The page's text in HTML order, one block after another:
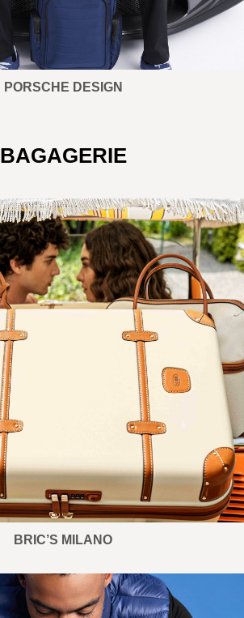
PORSCHE DESIGN
BAGAGERIE
BRIC’S MILANO